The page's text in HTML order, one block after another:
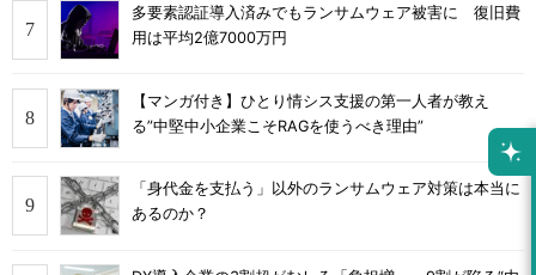
多要素認証導入済みでもランサムウェア被害に 復旧費
用は平均2億7000万円
【マンガ付き】ひとり情シス支援の第一人者が教え
る”中堅中小企業こそRAGを使うべき理由”
「身代金を支払う」以外のランサムウェア対策は本当に
あるのか？